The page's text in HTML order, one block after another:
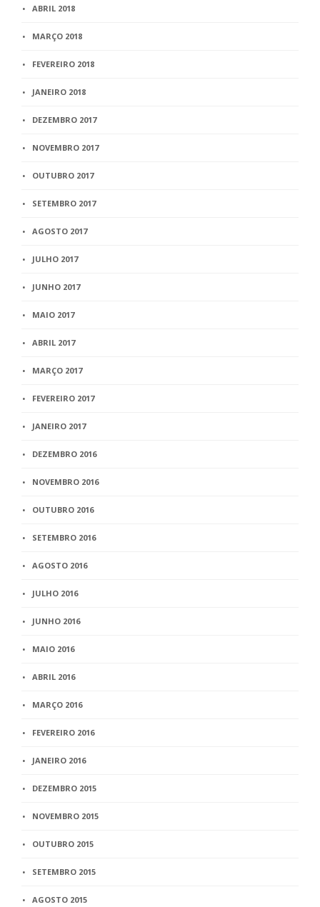
ABRIL 2018
MARÇO 2018
FEVEREIRO 2018
JANEIRO 2018
DEZEMBRO 2017
NOVEMBRO 2017
OUTUBRO 2017
SETEMBRO 2017
AGOSTO 2017
JULHO 2017
JUNHO 2017
MAIO 2017
ABRIL 2017
MARÇO 2017
FEVEREIRO 2017
JANEIRO 2017
DEZEMBRO 2016
NOVEMBRO 2016
OUTUBRO 2016
SETEMBRO 2016
AGOSTO 2016
JULHO 2016
JUNHO 2016
MAIO 2016
ABRIL 2016
MARÇO 2016
FEVEREIRO 2016
JANEIRO 2016
DEZEMBRO 2015
NOVEMBRO 2015
OUTUBRO 2015
SETEMBRO 2015
AGOSTO 2015